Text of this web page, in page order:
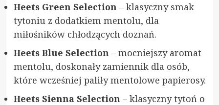
Heets Green Selection – klasyczny smak
tytoniu z dodatkiem mentolu, dla
miłośników chłodzących doznań.
Heets Blue Selection – mocniejszy aromat
mentolu, doskonały zamiennik dla osób,
które wcześniej paliły mentolowe papierosy.
Heets Sienna Selection – klasyczny tytoń o